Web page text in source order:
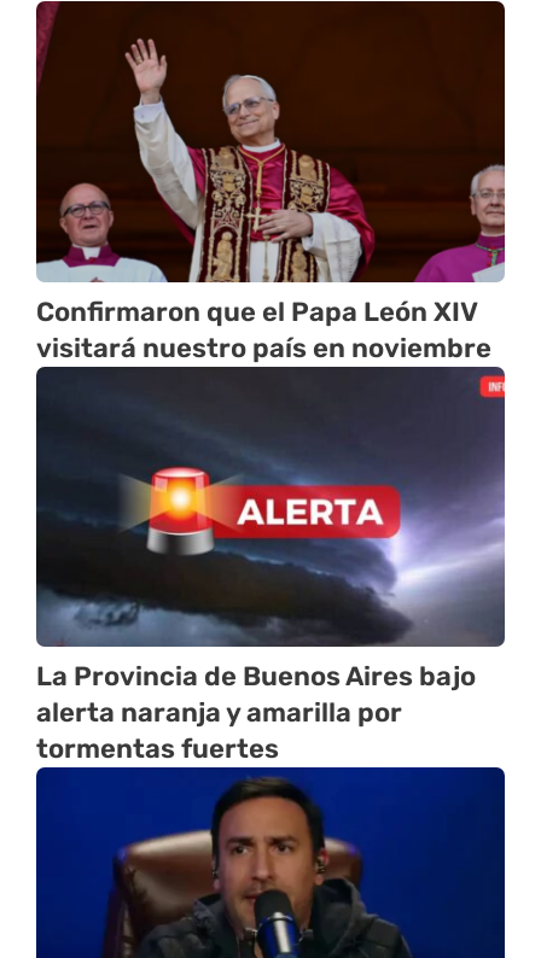
Confirmaron que el Papa León XIV
visitará nuestro país en noviembre
La Provincia de Buenos Aires bajo
alerta naranja y amarilla por
tormentas fuertes